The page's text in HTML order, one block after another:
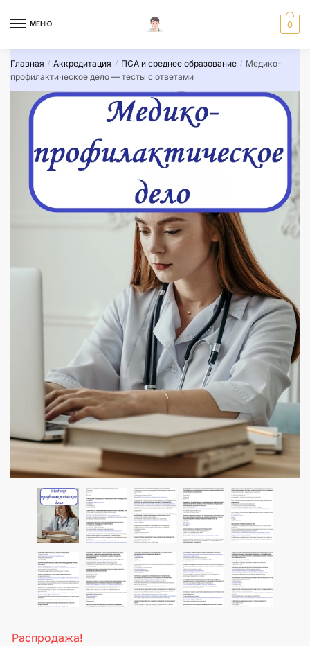
МЕНЮ 0
Главная / Аккредитация / ПСА и среднее образование / Медико-
профилактическое дело — тесты с ответами
Распродажа!